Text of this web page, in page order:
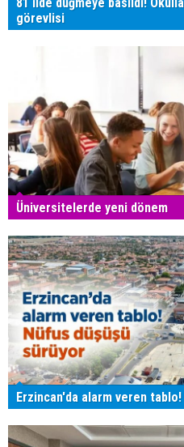
görevlisi
Üniversitelerde yeni dönem
Erzincan'da alarm veren